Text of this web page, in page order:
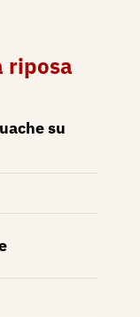
riposa
su